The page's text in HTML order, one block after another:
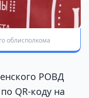
облисполкома
РОВД
QR-коду на